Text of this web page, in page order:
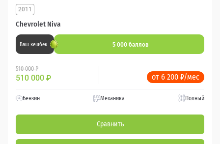
Chevrolet Niva
2011
Ваш кешбек 5 000 баллов
510 000 ₽
510 000 ₽ от 6 200 ₽/мес
Бензин Механика Полный
Сравнить